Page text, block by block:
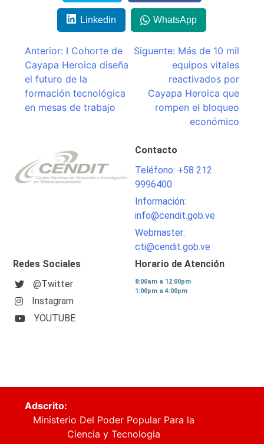
Linkedin WhatsApp
Navegación
de
entradas
Anterior: I Cohorte de
Cayapa Heroica diseña
el futuro de la
formación tecnológica
en mesas de trabajo
Siguente: Más de 10 mil
equipos vitales
reactivados por
Cayapa Heroica que
rompen el bloqueo
económico
Contacto
Teléfono: +58 212
9996400
Información:
info@cendit.gob.ve
Webmaster:
cti@cendit.gob.ve
Redes Sociales
@Twitter
Instagram
YOUTUBE
Horario de Atención
8:00am a 12:00pm
1:00pm a 4:00pm
Adscrito:
Ministerio Del Poder Popular Para la
Ciencia y Tecnologia